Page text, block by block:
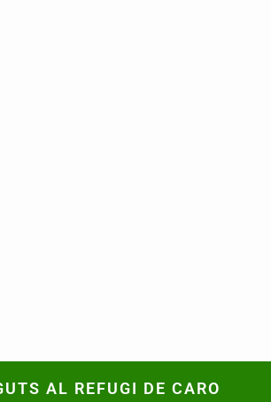
AL REFUGI DE CARO
AL REFUGI DE CARO